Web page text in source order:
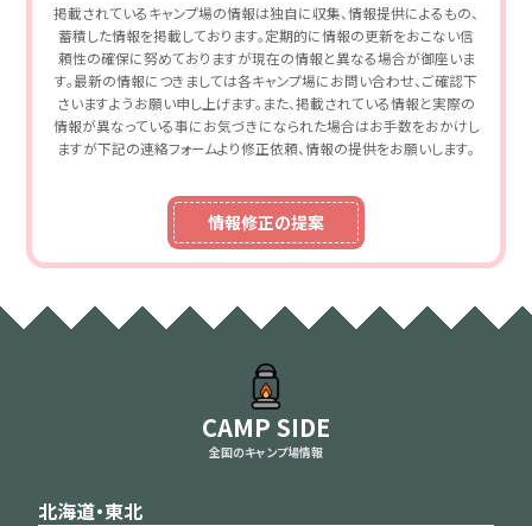
掲載されているキャンプ場の情報は独自に収集、情報提供によるもの、
蓄積した情報を掲載しております。定期的に情報の更新をおこない信
頼性の確保に努めておりますが現在の情報と異なる場合が御座いま
す。最新の情報につきましては各キャンプ場にお問い合わせ、ご確認下
さいますようお願い申し上げます。また、掲載されている情報と実際の
情報が異なっている事にお気づきになられた場合はお手数をおかけし
ますが下記の連絡フォームより修正依頼、情報の提供をお願いします。
情報修正の提案
CAMP SIDE
全国のキャンプ場情報
北海道・東北